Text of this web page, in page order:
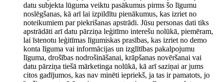
datu subjekta lūguma veiktu pasākumus pirms šo līgumu
noslēgšanas, kā arī lai izpildītu pienākumus, kas izriet no
noteikumiem par piekrišanas apstrādi. Jūsu personas dati tiks
apstrādāti arī datu pārziņa leģitīmo interešu nolūkā, piemēram,
lai īstenotu leģitīmas līgumiskas prasības, kas izriet no demo
konta līguma vai informācijas un izglītības pakalpojumu
līguma, drošības nodrošināšanai, krāpšanas novēršanai vai
datu pārziņa tiešā mārketinga nolūkā, kā arī saziņai ar jums
citos gadījumos, kas nav minēti iepriekš, ja tas ir pamatots, jo